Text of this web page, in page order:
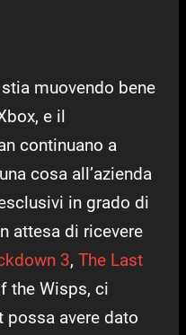
muovendo bene
e il
continuano a
cosa all’azienda
in grado di
attesa di ricevere
3, The Last
the Wisps, ci
avere dato